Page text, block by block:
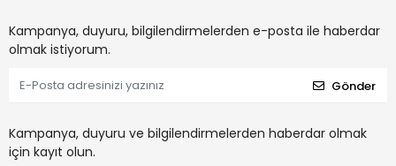
Kampanya, duyuru, bilgilendirmelerden e-posta ile haberdar
olmak istiyorum.
Gönder
Kampanya, duyuru ve bilgilendirmelerden haberdar olmak
için kayıt olun.